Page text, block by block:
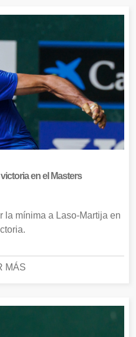
en el Masters
la mínima a Laso-Martija en
MÁS